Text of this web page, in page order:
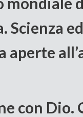
Scienza ed
aperte
con Dio.